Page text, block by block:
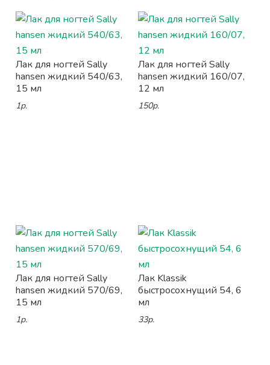
Лак для ногтей Sally
hansen жидкий 540/63,
15 мл
1р.
Лак для ногтей Sally
hansen жидкий 160/07,
12 мл
150р.
Лак для ногтей Sally
hansen жидкий 570/69,
15 мл
1р.
Лак Klassik
быстросохнущий 54, 6
мл
33р.